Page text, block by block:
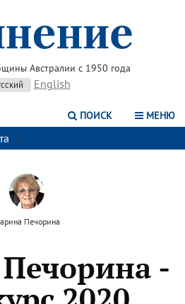
Австралии с 1950 года
English
ПОИСК МЕНЮ
|
Печорина
-